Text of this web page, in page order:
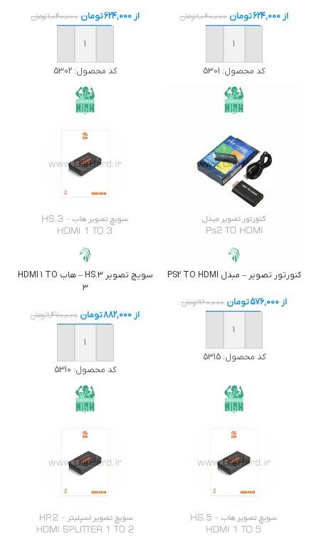
از624,000تومان 1,040,000تومان
خرید
کد محصول: 5301
از624,000تومان 1,040,000تومان
خرید
کد محصول: 5302
كنورتور تصوير – مبدل PS2 TO HDMI
از576,000تومان 960,000تومان
خرید
کد محصول:5315
سویچ تصوير HS.3 – هاب HDMI 1 TO
3
از 882,000تومان 1,470,000تومان
خرید
کد محصول: 5310